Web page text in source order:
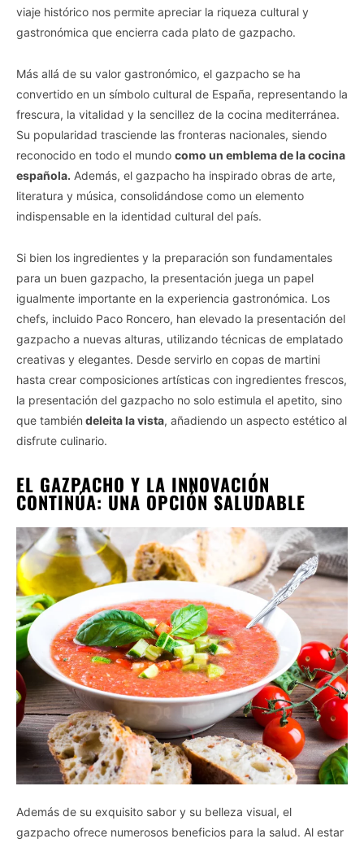
viaje histórico nos permite apreciar la riqueza cultural y
gastronómica que encierra cada plato de gazpacho.
Más allá de su valor gastronómico, el gazpacho se ha
convertido en un símbolo cultural de España, representando la
frescura, la vitalidad y la sencillez de la cocina mediterránea.
Su popularidad trasciende las fronteras nacionales, siendo
reconocido en todo el mundo como un emblema de la cocina
española. Además, el gazpacho ha inspirado obras de arte,
literatura y música, consolidándose como un elemento
indispensable en la identidad cultural del país.
Si bien los ingredientes y la preparación son fundamentales
para un buen gazpacho, la presentación juega un papel
igualmente importante en la experiencia gastronómica. Los
chefs, incluido Paco Roncero, han elevado la presentación del
gazpacho a nuevas alturas, utilizando técnicas de emplatado
creativas y elegantes. Desde servirlo en copas de martini
hasta crear composiciones artísticas con ingredientes frescos,
la presentación del gazpacho no solo estimula el apetito, sino
que también deleita la vista, añadiendo un aspecto estético al
disfrute culinario.
EL GAZPACHO Y LA INNOVACIÓN
CONTINÚA: UNA OPCIÓN SALUDABLE
Además de su exquisito sabor y su belleza visual, el
gazpacho ofrece numerosos beneficios para la salud. Al estar